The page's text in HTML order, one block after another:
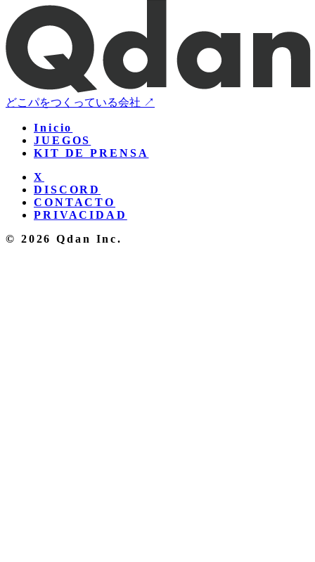
どこパをつくっている会社 ↗
Inicio
JUEGOS
KIT DE PRENSA
X
DISCORD
CONTACTO
PRIVACIDAD
© 2026 Qdan Inc.